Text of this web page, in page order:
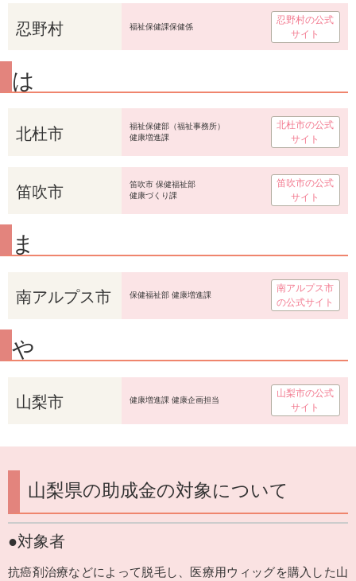
忍野村 福祉保健課保健係
忍野村の公式
サイト
は
北杜市
福祉保健部（福祉事務所）
健康増進課
北杜市の公式
サイト
笛吹市
笛吹市 保健福祉部
健康づくり課
笛吹市の公式
サイト
ま
南アルプス市 保健福祉部 健康増進課
南アルプス市
の公式サイト
や
山梨市 健康増進課 健康企画担当
山梨市の公式
サイト
山梨県の助成金の対象について
●対象者
抗癌剤治療などによって脱毛し、医療用ウィッグを購入した山